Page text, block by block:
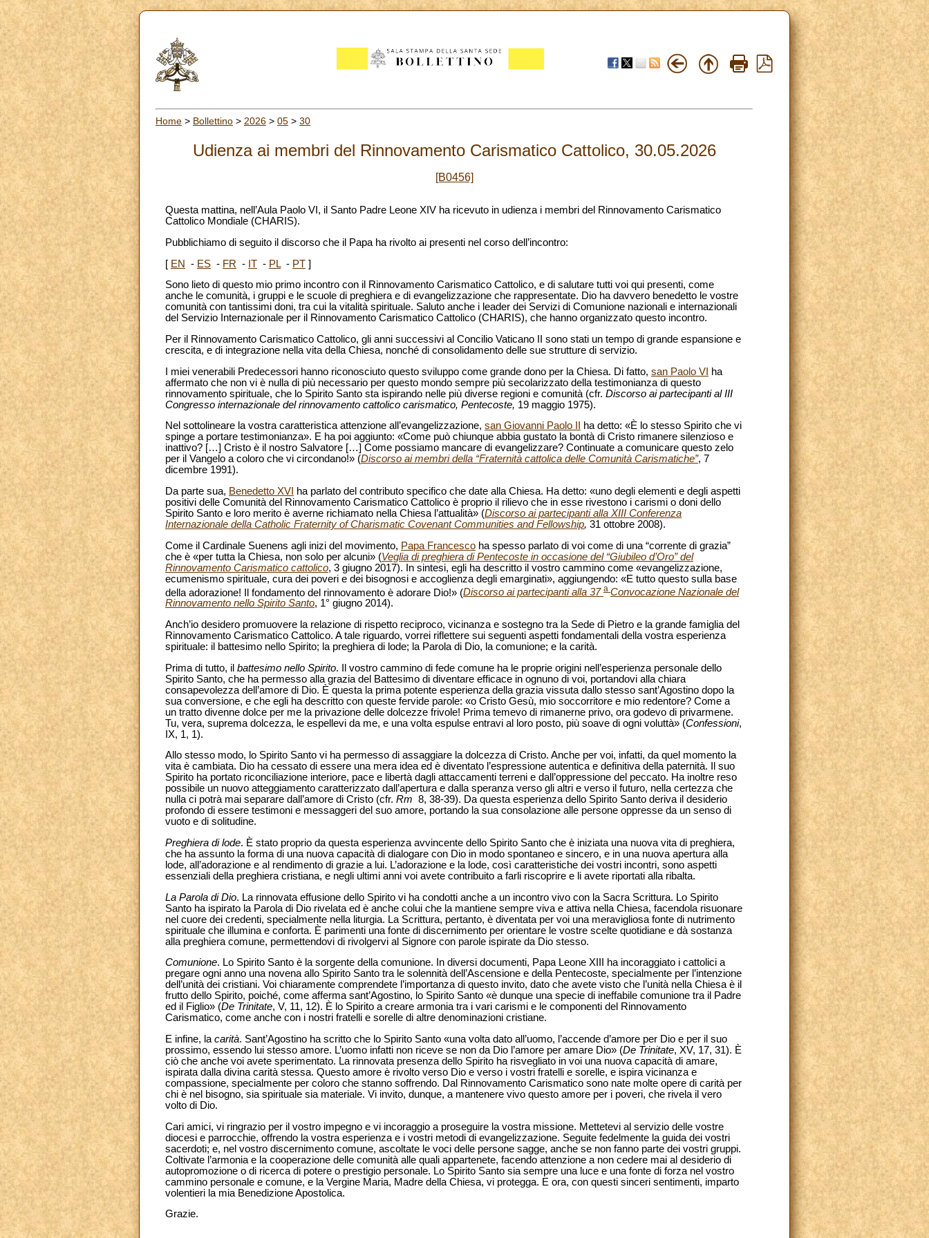
Home > Bollettino > 2026 > 05 > 30
Udienza ai membri del Rinnovamento Carismatico Cattolico, 30.05.2026
[B0456]
Questa mattina, nell’Aula Paolo VI, il Santo Padre Leone XIV ha ricevuto in udienza i membri del Rinnovamento Carismatico
Cattolico Mondiale (CHARIS).
Pubblichiamo di seguito il discorso che il Papa ha rivolto ai presenti nel corso dell’incontro:
[ EN - ES - FR - IT - PL- PT ]
Sono lieto di questo mio primo incontro con il Rinnovamento Carismatico Cattolico, e di salutare tutti voi qui presenti, come
anche le comunità, i gruppi e le scuole di preghiera e di evangelizzazione che rappresentate. Dio ha davvero benedetto le vostre
comunità con tantissimi doni, tra cui la vitalità spirituale. Saluto anche i leader dei Servizi di Comunione nazionali e internazionali
del Servizio Internazionale per il Rinnovamento Carismatico Cattolico (CHARIS), che hanno organizzato questo incontro.
Per il Rinnovamento Carismatico Cattolico, gli anni successivi al Concilio Vaticano II sono stati un tempo di grande espansione e
crescita, e di integrazione nella vita della Chiesa, nonché di consolidamento delle sue strutture di servizio.
I miei venerabili Predecessori hanno riconosciuto questo sviluppo come grande dono per la Chiesa. Di fatto, san Paolo VI ha
affermato che non vi è nulla di più necessario per questo mondo sempre più secolarizzato della testimonianza di questo
rinnovamento spirituale, che lo Spirito Santo sta ispirando nelle più diverse regioni e comunità (cfr. Discorso ai partecipanti al III
Congresso internazionale del rinnovamento cattolico carismatico, Pentecoste, 19 maggio 1975).
Nel sottolineare la vostra caratteristica attenzione all’evangelizzazione, san Giovanni Paolo II
ha detto: «È lo stesso Spirito che vi
spinge a portare testimonianza». E ha poi aggiunto: «Come può chiunque abbia gustato la bontà di Cristo rimanere silenzioso e
inattivo? […] Cristo è il nostro Salvatore […] Come possiamo mancare di evangelizzare? Continuate a comunicare questo zelo
per il Vangelo a coloro che vi circondano!» (Discorso ai membri della “Fraternità cattolica delle Comunità Carismatiche”, 7
dicembre 1991).
Da parte sua, Benedetto XVI
ha parlato del contributo specifico che date alla Chiesa. Ha detto: «uno degli elementi e degli aspetti
positivi delle Comunità del Rinnovamento Carismatico Cattolico è proprio il rilievo che in esse rivestono i carismi o doni dello
Spirito Santo e loro merito è averne richiamato nella Chiesa l’attualità» (Discorso ai partecipanti alla XIII Conferenza
Internazionale della Catholic Fraternity of Charismatic Covenant Communities and Fellowship, 31 ottobre 2008).
Come il Cardinale Suenens agli inizi del movimento, Papa Francesco ha spesso parlato di voi come di una “corrente di grazia”
che è «per tutta la Chiesa, non solo per alcuni» (Veglia di preghiera di Pentecoste in occasione del “Giubileo d’Oro” del
Rinnovamento Carismatico cattolico, 3 giugno 2017). In sintesi, egli ha descritto il vostro cammino come «evangelizzazione,
ecumenismo spirituale, cura dei poveri e dei bisognosi e accoglienza degli emarginati», aggiungendo: «E tutto questo sulla base
della adorazione! Il fondamento del rinnovamento è adorare Dio!» (Discorso ai partecipanti alla 37 a Convocazione Nazionale del
Rinnovamento nello Spirito Santo, 1° giugno 2014).
Anch’io desidero promuovere la relazione di rispetto reciproco, vicinanza e sostegno tra la Sede di Pietro e la grande famiglia del
Rinnovamento Carismatico Cattolico. A tale riguardo, vorrei riflettere sui seguenti aspetti fondamentali della vostra esperienza
spirituale: il battesimo nello Spirito; la preghiera di lode; la Parola di Dio, la comunione; e la carità.
Prima di tutto, il battesimo nello Spirito. Il vostro cammino di fede comune ha le proprie origini nell’esperienza personale dello
Spirito Santo, che ha permesso alla grazia del Battesimo di diventare efficace in ognuno di voi, portandovi alla chiara
consapevolezza dell’amore di Dio. È questa la prima potente esperienza della grazia vissuta dallo stesso sant’Agostino dopo la
sua conversione, e che egli ha descritto con queste fervide parole: «o Cristo Gesù, mio soccorritore e mio redentore? Come a
un tratto divenne dolce per me la privazione delle dolcezze frivole! Prima temevo di rimanerne privo, ora godevo di privarmene.
Tu, vera, suprema dolcezza, le espellevi da me, e una volta espulse entravi al loro posto, più soave di ogni voluttà» (Confessioni,
IX, 1, 1).
Allo stesso modo, lo Spirito Santo vi ha permesso di assaggiare la dolcezza di Cristo. Anche per voi, infatti, da quel momento la
vita è cambiata. Dio ha cessato di essere una mera idea ed è diventato l’espressione autentica e definitiva della paternità. Il suo
Spirito ha portato riconciliazione interiore, pace e libertà dagli attaccamenti terreni e dall’oppressione del peccato. Ha inoltre reso
possibile un nuovo atteggiamento caratterizzato dall’apertura e dalla speranza verso gli altri e verso il futuro, nella certezza che
nulla ci potrà mai separare dall’amore di Cristo (cfr. Rm 8, 38-39). Da questa esperienza dello Spirito Santo deriva il desiderio
profondo di essere testimoni e messaggeri del suo amore, portando la sua consolazione alle persone oppresse da un senso di
vuoto e di solitudine.
Preghiera di lode. È stato proprio da questa esperienza avvincente dello Spirito Santo che è iniziata una nuova vita di preghiera,
che ha assunto la forma di una nuova capacità di dialogare con Dio in modo spontaneo e sincero, e in una nuova apertura alla
lode, all’adorazione e al rendimento di grazie a lui. L’adorazione e la lode, così caratteristiche dei vostri incontri, sono aspetti
essenziali della preghiera cristiana, e negli ultimi anni voi avete contribuito a farli riscoprire e li avete riportati alla ribalta.
La Parola di Dio. La rinnovata effusione dello Spirito vi ha condotti anche a un incontro vivo con la Sacra Scrittura. Lo Spirito
Santo ha ispirato la Parola di Dio rivelata ed è anche colui che la mantiene sempre viva e attiva nella Chiesa, facendola risuonare
nel cuore dei credenti, specialmente nella liturgia. La Scrittura, pertanto, è diventata per voi una meravigliosa fonte di nutrimento
spirituale che illumina e conforta. È parimenti una fonte di discernimento per orientare le vostre scelte quotidiane e dà sostanza
alla preghiera comune, permettendovi di rivolgervi al Signore con parole ispirate da Dio stesso.
Comunione. Lo Spirito Santo è la sorgente della comunione. In diversi documenti, Papa Leone XIII ha incoraggiato i cattolici a
pregare ogni anno una novena allo Spirito Santo tra le solennità dell’Ascensione e della Pentecoste, specialmente per l’intenzione
dell’unità dei cristiani. Voi chiaramente comprendete l’importanza di questo invito, dato che avete visto che l’unità nella Chiesa è il
frutto dello Spirito, poiché, come afferma sant’Agostino, lo Spirito Santo «è dunque una specie di ineffabile comunione tra il Padre
ed il Figlio» (De Trinitate, V, 11, 12). È lo Spirito a creare armonia tra i vari carismi e le componenti del Rinnovamento
Carismatico, come anche con i nostri fratelli e sorelle di altre denominazioni cristiane.
E infine, la carità. Sant’Agostino ha scritto che lo Spirito Santo «una volta dato all’uomo, l’accende d’amore per Dio e per il suo
prossimo, essendo lui stesso amore. L’uomo infatti non riceve se non da Dio l’amore per amare Dio» (De Trinitate, XV, 17, 31). È
ciò che anche voi avete sperimentato. La rinnovata presenza dello Spirito ha risvegliato in voi una nuova capacità di amare,
ispirata dalla divina carità stessa. Questo amore è rivolto verso Dio e verso i vostri fratelli e sorelle, e ispira vicinanza e
compassione, specialmente per coloro che stanno soffrendo. Dal Rinnovamento Carismatico sono nate molte opere di carità per
chi è nel bisogno, sia spirituale sia materiale. Vi invito, dunque, a mantenere vivo questo amore per i poveri, che rivela il vero
volto di Dio.
Cari amici, vi ringrazio per il vostro impegno e vi incoraggio a proseguire la vostra missione. Mettetevi al servizio delle vostre
diocesi e parrocchie, offrendo la vostra esperienza e i vostri metodi di evangelizzazione. Seguite fedelmente la guida dei vostri
sacerdoti; e, nel vostro discernimento comune, ascoltate le voci delle persone sagge, anche se non fanno parte dei vostri gruppi.
Coltivate l’armonia e la cooperazione delle comunità alle quali appartenete, facendo attenzione a non cedere mai al desiderio di
autopromozione o di ricerca di potere o prestigio personale. Lo Spirito Santo sia sempre una luce e una fonte di forza nel vostro
cammino personale e comune, e la Vergine Maria, Madre della Chiesa, vi protegga. E ora, con questi sinceri sentimenti, imparto
volentieri la mia Benedizione Apostolica.
Grazie.